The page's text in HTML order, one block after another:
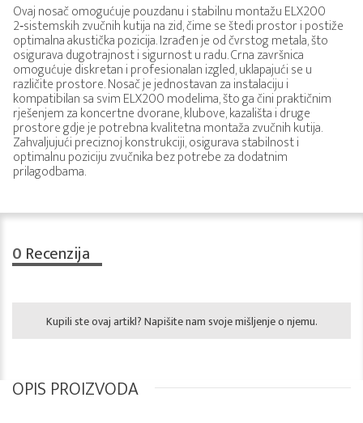
Ovaj nosač omogućuje pouzdanu i stabilnu montažu ELX200
2‑sistemskih zvučnih kutija na zid, čime se štedi prostor i postiže
optimalna akustička pozicija. Izrađen je od čvrstog metala, što
osigurava dugotrajnost i sigurnost u radu. Crna završnica
omogućuje diskretan i profesionalan izgled, uklapajući se u
različite prostore. Nosač je jednostavan za instalaciju i
kompatibilan sa svim ELX200 modelima, što ga čini praktičnim
rješenjem za koncertne dvorane, klubove, kazališta i druge
prostore gdje je potrebna kvalitetna montaža zvučnih kutija.
Zahvaljujući preciznoj konstrukciji, osigurava stabilnost i
optimalnu poziciju zvučnika bez potrebe za dodatnim
prilagodbama.
0 Recenzija
Kupili ste ovaj artikl? Napišite nam svoje mišljenje o njemu.
OPIS PROIZVODA